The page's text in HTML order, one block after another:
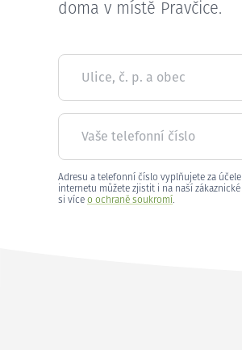
doma v místě Pravčice.
Ulice, č. p. a obec
Vaše telefonní číslo
Adresu a telefonní číslo vyplňujete za
internetu můžete zjistit i na naší
si více o ochraně soukromí.